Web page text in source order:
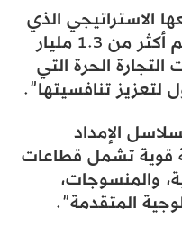
الاستراتيجي الذي
يتيح الوصول إلى أسواق تضم أكثر من 1.3 مليار
الحرة التي
لتعزيز تنافسيتها”.
الإمداد
قوية تشمل قطاعات
والمنسوجات،
المتقدمة”.